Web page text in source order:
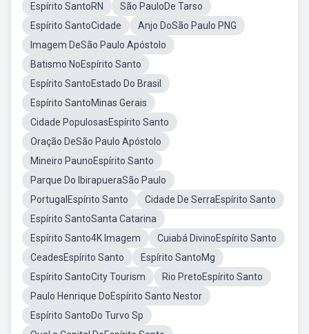
Espírito SantoRN
São PauloDe Tarso
Espírito SantoCidade
Anjo DoSão Paulo PNG
Imagem DeSão Paulo Apóstolo
Batismo NoEspírito Santo
Espírito SantoEstado Do Brasil
Espírito SantoMinas Gerais
Cidade PopulosasEspírito Santo
Oração DeSão Paulo Apóstolo
Mineiro PaunoEspírito Santo
Parque Do IbirapueraSão Paulo
PortugalEspírito Santo
Cidade De SerraEspírito Santo
Espírito SantoSanta Catarina
Espírito Santo4K Imagem
Cuiabá DivinoEspírito Santo
CeadesEspírito Santo
Espírito SantoMg
Espírito SantoCity Tourism
Rio PretoEspírito Santo
Paulo Henrique DoEspírito Santo Nestor
Espírito SantoDo Turvo Sp